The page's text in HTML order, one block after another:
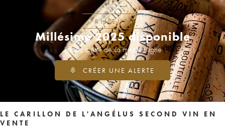
PRIMEURS
Millésime 2025 disponible
Soyez alerté de sa mise en ligne
CRÉER UNE ALERTE
LE CARILLON DE L'ANGÉLUS SECOND VIN EN
VENTE